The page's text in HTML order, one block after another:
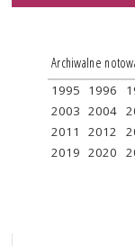
Archiwalne
1995 1996
2003 2004
2011
2012
2019 2020